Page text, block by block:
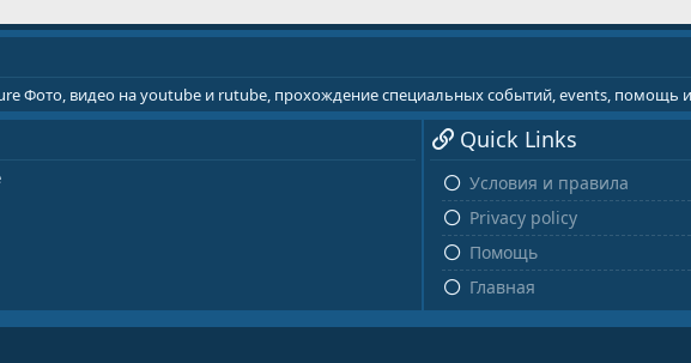
Фото, видео на youtube и rutube, прохождение специальных событий, events, помощь
Quick Links
Условия и правила
Privacy policy
Помощь
Главная